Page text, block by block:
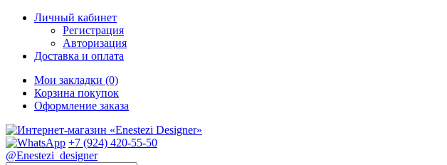
Личный кабинет
Регистрация
Авторизация
Доставка и оплата
Мои закладки (0)
Корзина покупок
Оформление заказа
+7 (924) 420-55-50
@Enestezi_designer